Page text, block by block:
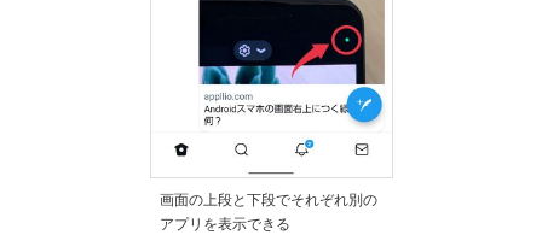
画面の上段と下段でそれぞれ別の
アプリを表示できる